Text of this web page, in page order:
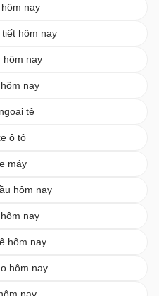
nay
hôm nay
hôm nay
nay
tệ
ô tô
máy
hôm nay
nay
hôm nay
hôm nay